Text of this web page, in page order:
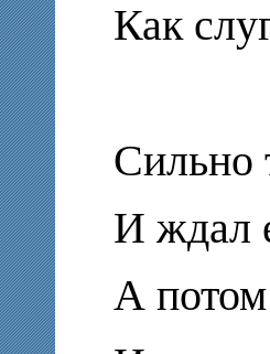
Как
Сильно
И ждал
А потом